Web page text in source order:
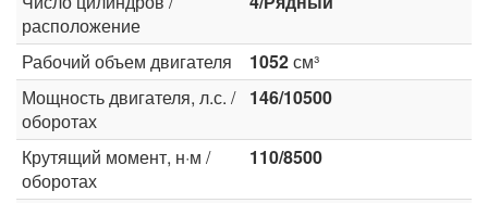
расположение
Рабочий объем двигателя 1052см³
Мощность двигателя, л.с. /
оборотах
146/10500
Крутящий момент, н·м /
оборотах
110/8500